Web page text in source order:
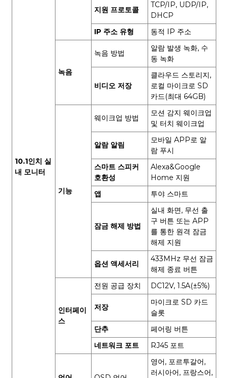
10.1인치 실
내 모니터
지원 프로토콜
TCP/IP, UDP/IP,
DHCP
IP 주소 유형
동적 IP 주소
녹음
녹음 방법
알람 발생 녹화, 수
동 녹화
비디오 저장
클라우드 스토리지,
로컬 마이크로 SD
카드(최대 64GB)
기능
웨이크업 방법
모션 감지 웨이크업
및 터치 웨이크업
알람 알림
모바일 APP로 알
람 푸시
스마트 스피커
호환성
Alexa&Google
Home 지원
앱
투야 스마트
잠금 해제 방법
실내 화면, 무선 출
구 버튼 또는 APP
를 통한 원격 잠금
해제 지원
옵션 액세서리
433MHz 무선 잠금
해제 종료 버튼
인터페이
스
전원 공급 장치 DC12V, 1.5A(±5%)
저장
마이크로 SD 카드
슬롯
단추
페어링 버튼
네트워크 포트
RJ45 포트
영어, 포르투갈어,
러시아어, 프랑스어,